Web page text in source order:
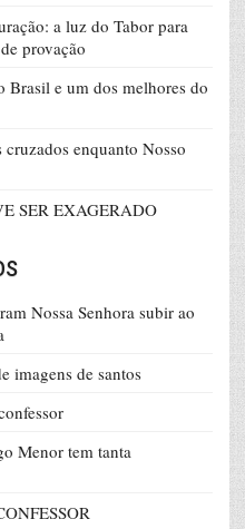
a luz do Tabor para
provação
e um dos melhores do
enquanto Nosso
SER EXAGERADO
Nossa Senhora subir ao
imagens de santos
Menor tem tanta